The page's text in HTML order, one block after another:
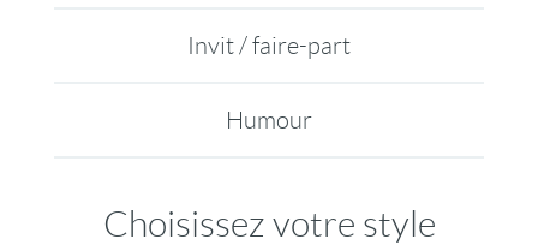
Invit / faire-part
Humour
Choisissez votre style